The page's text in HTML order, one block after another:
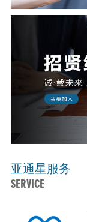
亚通星服务
SERVICE